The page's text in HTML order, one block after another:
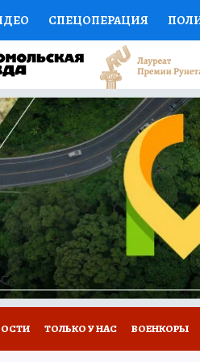
СПЕЦОПЕРАЦИЯ
НАУКА СПОРТ
ДОКТОР
ПРОГНОЗЫ НА СПОРТ
НЕДВИЖИМОСТЬ
РЕКЛАМА ТЕСТЫ НОВОЕ
ТОЛЬКО У НАС ВОЕНКОРЫ